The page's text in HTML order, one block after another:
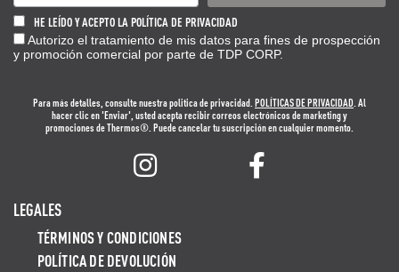
HE LEÍDO Y ACEPTO LA POLÍTICA DE PRIVACIDAD
Autorizo el tratamiento de mis datos para fines de prospección
y promoción comercial por parte de TDP CORP.
Para más detalles, consulte nuestra politica de privacidad.POLÍTICAS DE PRIVACIDAD. Al
hacer clic en 'Enviar', usted acepta recibir correos electrónicos de marketing y
promociones de Thermos®. Puede cancelar tu suscripción en cualquier momento.
LEGALES
TÉRMINOS Y CONDICIONES
POLÍTICA DE DEVOLUCIÓN